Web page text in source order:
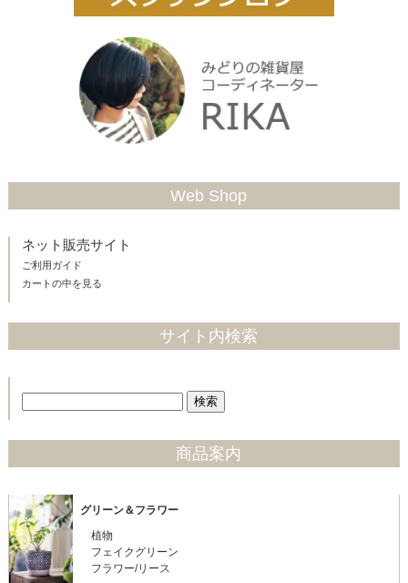
Web Shop
ネット販売サイト
ご利用ガイド
カートの中を見る
サイト内検索
商品案内
グリーン＆フラワー
植物
フェイクグリーン
フラワー/リース